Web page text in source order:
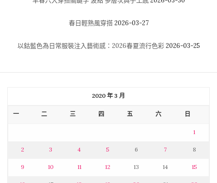
春日輕熟風穿搭 2026-03-27
以鈷藍色為日常服裝注入藝術感：2026春夏流行色彩 2026-03-25
2020 年 3 月
一 二 三 四 五 六 日
1
2 3 4 5 6 7 8
9 10 11 12 13 14 15